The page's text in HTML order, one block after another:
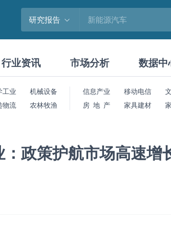
研究报告
行业资讯 市场分析 数据中
工业
机械设备
物流 农林牧渔
信息产业 移动电信
房 地 产
家具建材
政策护航市场高速增